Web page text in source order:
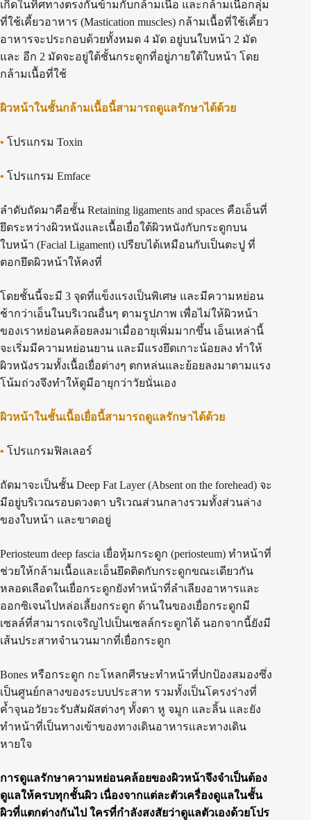
เกิดในทิศทางตรงกันข้ามกับกล้ามเนื้อ และกล้ามเนื้อกลุ่ม
ที่ใช้เคี้ยวอาหาร (Mastication muscles) กล้ามเนื้อที่ใช้เคี้ยว
อาหารจะประกอบด้วยทั้งหมด 4 มัด อยู่บนใบหน้า 2 มัด
และ อีก 2 มัดจะอยู่ใต้ชั้นกระดูกที่อยู่ภายใต้ใบหน้า โดย
กล้ามเนื้อที่ใช้
ผิวหน้าในชั้นกล้ามเนื้อนี้สามารถดูแลรักษาได้ด้วย
• โปรแกรม Toxin
• โปรแกรม Emface
ลำดับถัดมาคือชั้น Retaining ligaments and spaces คือเอ็นที่
ยึดระหว่างผิวหนังและเนื้อเยื่อใต้ผิวหนังกับกระดูกบน
ใบหน้า (Facial Ligament) เปรียบได้เหมือนกับเป็นตะปู ที่
ตอกยึดผิวหน้าให้คงที่
โดยชั้นนี้จะมี 3 จุดที่แข็งแรงเป็นพิเศษ และมีความหย่อน
ช้ากว่าเอ็นในบริเวณอื่นๆ ตามรูปภาพ เพื่อไม่ให้ผิวหน้า
ของเราหย่อนคล้อยลงมาเมื่ออายุเพิ่มมากขึ้น เอ็นเหล่านี้
จะเริ่มมีความหย่อนยาน และมีแรงยึดเกาะน้อยลง ทำให้
ผิวหนังรวมทั้งเนื้อเยื่อต่างๆ ตกหล่นและย้อยลงมาตามแรง
โน้มถ่วงจึงทำให้ดูมีอายุกว่าวัยนั่นเอง
ผิวหน้าในชั้นเนื้อเยื่อนี้สามารถดูแลรักษาได้ด้วย
• โปรแกรมฟิลเลอร์
ถัดมาจะเป็นชั้น Deep Fat Layer (Absent on the forehead) จะ
มีอยู่บริเวณรอบดวงตา บริเวณส่วนกลางรวมทั้งส่วนล่าง
ของใบหน้า และขาดอยู่
Periosteum deep fascia เยื่อหุ้มกระดูก (periosteum) ทำหน้าที่
ช่วยให้กล้ามเนื้อและเอ็นยึดติดกับกระดูกขณะเดียวกัน
หลอดเลือดในเยื่อกระดูกยังทำหน้าที่ลำเลียงอาหารและ
ออกซิเจนไปหล่อเลี้ยงกระดูก ด้านในของเยื่อกระดูกมี
เซลล์ที่สามารถเจริญไปเป็นเซลล์กระดูกได้ นอกจากนี้ยังมี
เส้นประสาทจำนวนมากที่เยื่อกระดูก
Bones หรือกระดูก กะโหลกศีรษะทำหน้าที่ปกป้องสมองซึ่ง
เป็นศูนย์กลางของระบบประสาท รวมทั้งเป็นโครงร่างที่
ค้ำจุนอวัยวะรับสัมผัสต่างๆ ทั้งตา หู จมูก และลิ้น และยัง
ทำหน้าที่เป็นทางเข้าของทางเดินอาหารและทางเดิน
หายใจ
การดูแลรักษาความหย่อนคล้อยของผิวหน้าจึงจำเป็นต้อง
ดูแลให้ครบทุกชั้นผิว เนื่องจากแต่ละตัวเครื่องดูแลในชั้น
ผิวที่แตกต่างกันไป ใครที่กำลังสงสัยว่าดูแลตัวเองด้วยโปร